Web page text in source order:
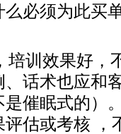
必须为此买
培训效果好，
话术也应和
催眠式的）
估或考核 ，